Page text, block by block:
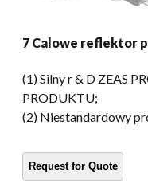
7 Calowe reflektor
(1) Silny r & D ZEAS
PRODUKTU;
(2) Niestandardowy